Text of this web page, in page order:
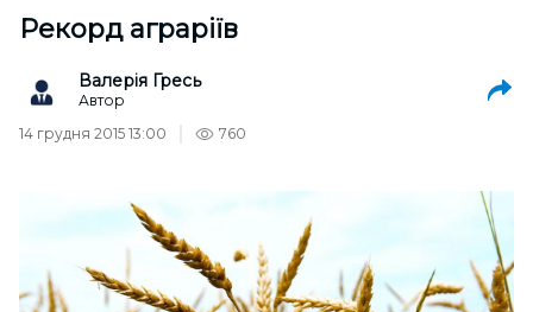
Рекорд аграріїв
Валерія Гресь
Автор
14 грудня 2015 13:00
760